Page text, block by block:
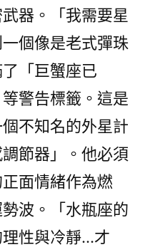
器。「我需要星
個像是老式彈珠
「巨蟹座已
警告標籤。這是
不知名的外星計
節器」。他必須
面情緒作為燃
波。「水瓶座的
性與冷靜…才